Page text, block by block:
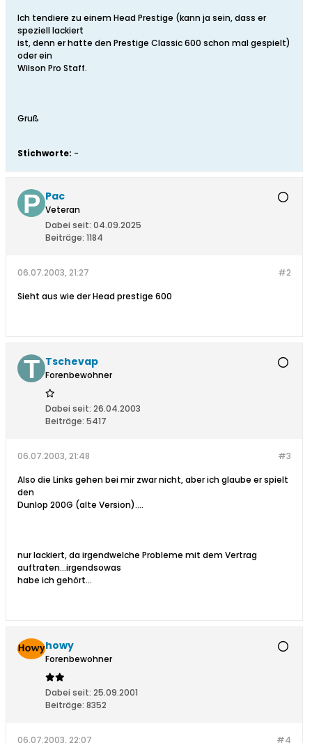
Ich tendiere zu einem Head Prestige (kann ja sein, dass er
speziell lackiert
ist, denn er hatte den Prestige Classic 600 schon mal gespielt)
oder ein
Wilson Pro Staff.
Gruß
Stichworte: -
Pac
Veteran
Dabei seit: 04.09.2025
Beiträge: 1184
#2
06.07.2003, 21:27
Sieht aus wie der Head prestige 600
Tschevap
Forenbewohner
Dabei seit: 26.04.2003
Beiträge: 5417
#3
06.07.2003, 21:48
Also die Links gehen bei mir zwar nicht, aber ich glaube er spielt
den
Dunlop 200G (alte Version)....
nur lackiert, da irgendwelche Probleme mit dem Vertrag
auftraten...irgendsowas
habe ich gehört...
howy
Forenbewohner
Dabei seit: 25.09.2001
Beiträge: 8352
#4
06.07.2003, 22:07